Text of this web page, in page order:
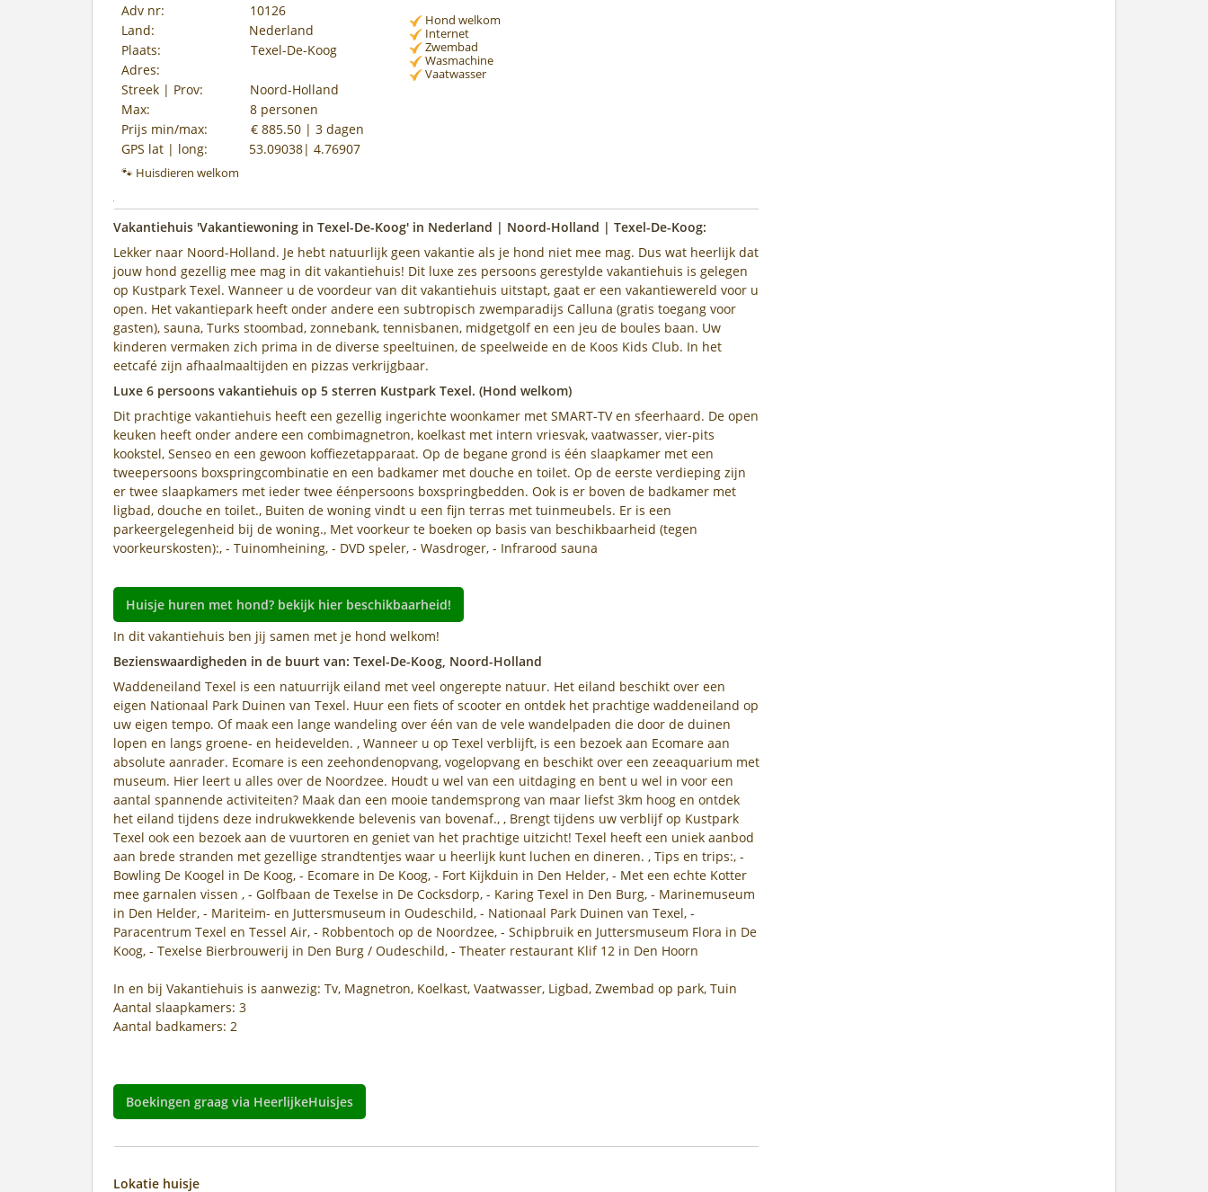
Adv nr:
10126
Land:
Nederland
Plaats:
Texel-De-Koog
Adres:
Streek | Prov:
Noord-Holland
Max:
8 personen
Prijs min/max:
€ 885.50 | 3 dagen
GPS lat | long:
53.09038| 4.76907
🐾 Huisdieren welkom
Hond welkom
Internet
Zwembad
Wasmachine
Vaatwasser
Vakantiehuis 'Vakantiewoning in Texel-De-Koog' in Nederland | Noord-Holland | Texel-De-Koog:
Lekker naar Noord-Holland. Je hebt natuurlijk geen vakantie als je hond niet mee mag. Dus wat heerlijk dat
jouw hond gezellig mee mag in dit vakantiehuis! Dit luxe zes persoons gerestylde vakantiehuis is gelegen
op Kustpark Texel. Wanneer u de voordeur van dit vakantiehuis uitstapt, gaat er een vakantiewereld voor u
open. Het vakantiepark heeft onder andere een subtropisch zwemparadijs Calluna (gratis toegang voor
gasten), sauna, Turks stoombad, zonnebank, tennisbanen, midgetgolf en een jeu de boules baan. Uw
kinderen vermaken zich prima in de diverse speeltuinen, de speelweide en de Koos Kids Club. In het
eetcafé zijn afhaalmaaltijden en pizzas verkrijgbaar.
Luxe 6 persoons vakantiehuis op 5 sterren Kustpark Texel. (Hond welkom)
Dit prachtige vakantiehuis heeft een gezellig ingerichte woonkamer met SMART-TV en sfeerhaard. De open
keuken heeft onder andere een combimagnetron, koelkast met intern vriesvak, vaatwasser, vier-pits
kookstel, Senseo en een gewoon koffiezetapparaat. Op de begane grond is één slaapkamer met een
tweepersoons boxspringcombinatie en een badkamer met douche en toilet. Op de eerste verdieping zijn
er twee slaapkamers met ieder twee éénpersoons boxspringbedden. Ook is er boven de badkamer met
ligbad, douche en toilet., Buiten de woning vindt u een fijn terras met tuinmeubels. Er is een
parkeergelegenheid bij de woning., Met voorkeur te boeken op basis van beschikbaarheid (tegen
voorkeurskosten):, - Tuinomheining, - DVD speler, - Wasdroger, - Infrarood sauna
Huisje huren met hond? bekijk hier beschikbaarheid!
In dit vakantiehuis ben jij samen met je hond welkom!
Bezienswaardigheden in de buurt van: Texel-De-Koog, Noord-Holland
Waddeneiland Texel is een natuurrijk eiland met veel ongerepte natuur. Het eiland beschikt over een
eigen Nationaal Park Duinen van Texel. Huur een fiets of scooter en ontdek het prachtige waddeneiland op
uw eigen tempo. Of maak een lange wandeling over één van de vele wandelpaden die door de duinen
lopen en langs groene- en heidevelden. , Wanneer u op Texel verblijft, is een bezoek aan Ecomare aan
absolute aanrader. Ecomare is een zeehondenopvang, vogelopvang en beschikt over een zeeaquarium met
museum. Hier leert u alles over de Noordzee. Houdt u wel van een uitdaging en bent u wel in voor een
aantal spannende activiteiten? Maak dan een mooie tandemsprong van maar liefst 3km hoog en ontdek
het eiland tijdens deze indrukwekkende belevenis van bovenaf., , Brengt tijdens uw verblijf op Kustpark
Texel ook een bezoek aan de vuurtoren en geniet van het prachtige uitzicht! Texel heeft een uniek aanbod
aan brede stranden met gezellige strandtentjes waar u heerlijk kunt luchen en dineren. , Tips en trips:, -
Bowling De Koogel in De Koog, - Ecomare in De Koog, - Fort Kijkduin in Den Helder, - Met een echte Kotter
mee garnalen vissen , - Golfbaan de Texelse in De Cocksdorp, - Karing Texel in Den Burg, - Marinemuseum
in Den Helder, - Mariteim- en Juttersmuseum in Oudeschild, - Nationaal Park Duinen van Texel, -
Paracentrum Texel en Tessel Air, - Robbentoch op de Noordzee, - Schipbruik en Juttersmuseum Flora in De
Koog, - Texelse Bierbrouwerij in Den Burg / Oudeschild, - Theater restaurant Klif 12 in Den Hoorn
In en bij Vakantiehuis is aanwezig: Tv, Magnetron, Koelkast, Vaatwasser, Ligbad, Zwembad op park, Tuin
Aantal slaapkamers: 3
Aantal badkamers: 2
Boekingen graag via HeerlijkeHuisjes
Lokatie huisje